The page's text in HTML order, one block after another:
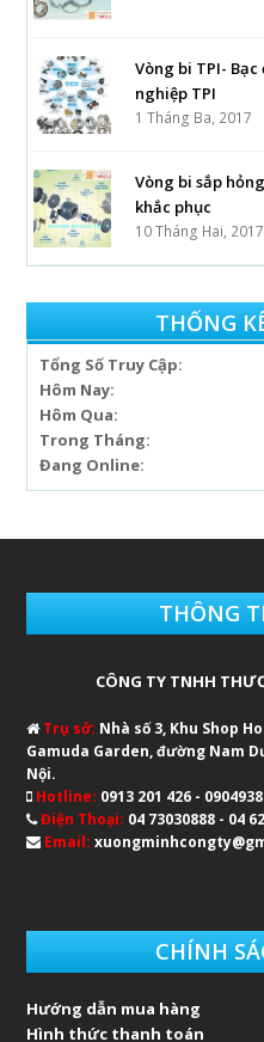
Vòng bi TPI-
nghiệp TPI
1 Tháng Ba, 2017
Vòng bi sắp
khắc phục
10 Tháng Hai, 2017
THỐNG
Tổng Số Truy Cập:
Hôm Nay:
Hôm Qua:
Trong Tháng:
Đang Online:
THÔNG
CÔNG TY TNHH
Trụ sở: Nhà số 3, Khu Shop
Gamuda Garden, đường Nam
Nội.
Hotline: 0913 201 426 -
Điện Thoại: 04 73030888 - 04
Email:
CHÍNH
Hướng dẫn mua hàng
Hình thức thanh toán